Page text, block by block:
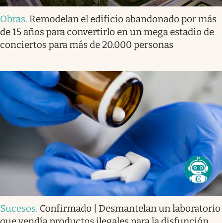
Obras. Remodelan el edificio abandonado por más
de 15 años para convertirlo en un mega estadio de
conciertos para más de 20.000 personas
Sucesos. Confirmado | Desmantelan un laboratorio